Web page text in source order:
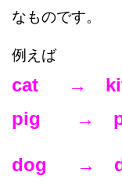
なものです。
例えば
cat →
pig →
dog →